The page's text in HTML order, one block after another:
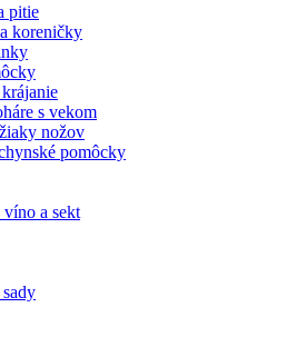
pitie
koreničky
s vekom
nožov
pomôcky
víno a sekt